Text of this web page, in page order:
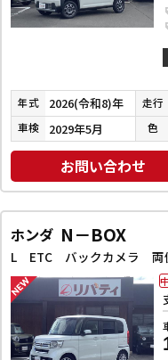
年式 2026(令和8)年 走行
車検 2029年5月 色
お問い合わせ
ホンダ N－BOX